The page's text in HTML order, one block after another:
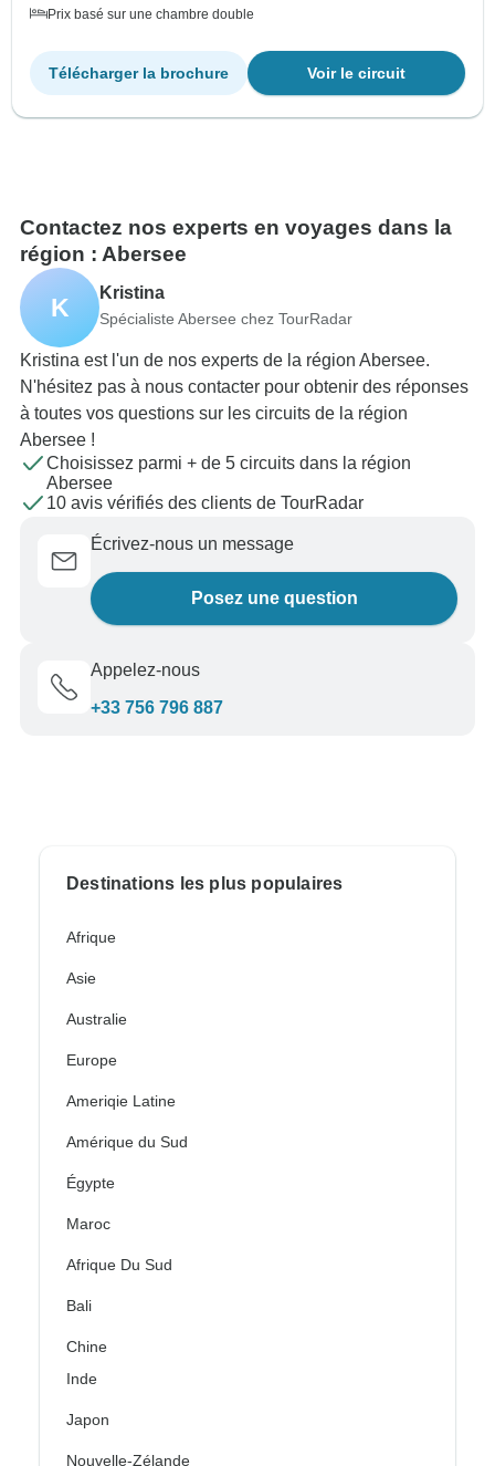
Prix basé sur une chambre double
Voir le circuit
Télécharger la brochure
Contactez nos experts en voyages dans la
région : Abersee
K Kristina
Spécialiste Abersee chez TourRadar
Kristina est l'un de nos experts de la région Abersee.
N'hésitez pas à nous contacter pour obtenir des réponses
à toutes vos questions sur les circuits de la région
Abersee !
Choisissez parmi + de 5 circuits dans la région
Abersee
10 avis vérifiés des clients de TourRadar
Écrivez-nous un message
Posez une question
Appelez-nous
+33 756 796 887
Destinations les plus populaires
Afrique
Asie
Australie
Europe
Ameriqie Latine
Amérique du Sud
Égypte
Maroc
Afrique Du Sud
Bali
Chine
Inde
Japon
Nouvelle-Zélande